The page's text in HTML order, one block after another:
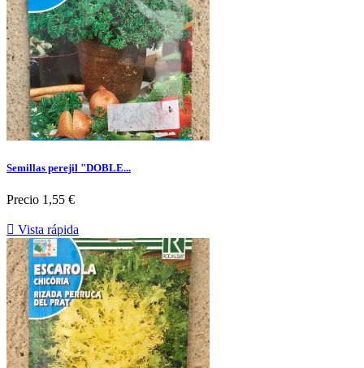
Semillas perejil "DOBLE...
Precio 1,55 €
 Vista rápida